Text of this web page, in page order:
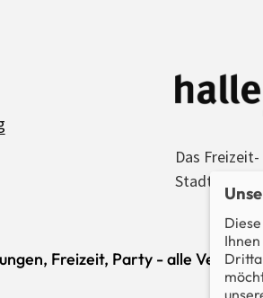
Das
Stadt Halle
Freizeit, Party - alle